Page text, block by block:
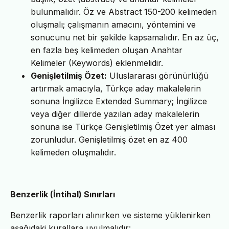
bulunmalıdır. Öz ve Abstract 150-200 kelimeden
oluşmalı; çalışmanın amacını, yöntemini ve
sonucunu net bir şekilde kapsamalıdır. En az üç,
en fazla beş kelimeden oluşan Anahtar
Kelimeler (Keywords) eklenmelidir.
Genişletilmiş Özet: Uluslararası görünürlüğü
artırmak amacıyla, Türkçe aday makalelerin
sonuna İngilizce Extended Summary; İngilizce
veya diğer dillerde yazılan aday makalelerin
sonuna ise Türkçe Genişletilmiş Özet yer alması
zorunludur. Genişletilmiş özet en az 400
kelimeden oluşmalıdır.
Benzerlik (İntihal) Sınırları
Benzerlik raporları alınırken ve sisteme yüklenirken